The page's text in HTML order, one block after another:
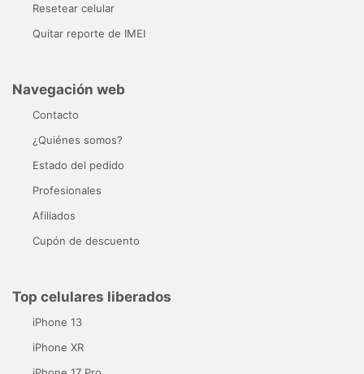
Resetear celular
Quitar reporte de IMEI
Navegación web
Contacto
¿Quiénes somos?
Estado del pedido
Profesionales
Afiliados
Cupón de descuento
Top celulares liberados
iPhone 13
iPhone XR